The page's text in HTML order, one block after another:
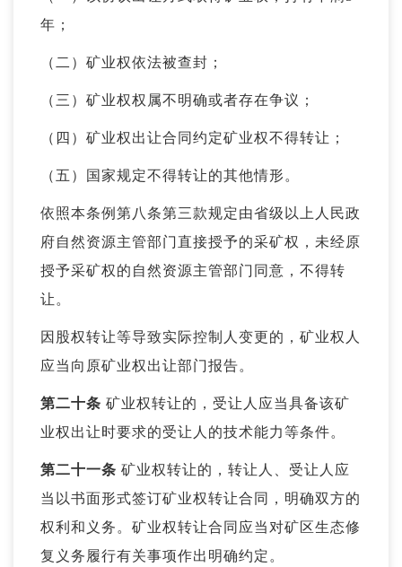
年；
（二）矿业权依法被查封；
（三）矿业权权属不明确或者存在争议；
（四）矿业权出让合同约定矿业权不得转让；
（五）国家规定不得转让的其他情形。
依照本条例第八条第三款规定由省级以上人民政
府自然资源主管部门直接授予的采矿权，未经原
授予采矿权的自然资源主管部门同意，不得转
让。
因股权转让等导致实际控制人变更的，矿业权人
应当向原矿业权出让部门报告。
第二十条 矿业权转让的，受让人应当具备该矿
业权出让时要求的受让人的技术能力等条件。
第二十一条 矿业权转让的，转让人、受让人应
当以书面形式签订矿业权转让合同，明确双方的
权利和义务。矿业权转让合同应当对矿区生态修
复义务履行有关事项作出明确约定。